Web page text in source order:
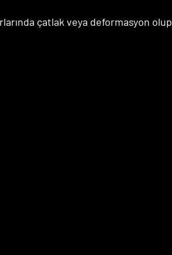
çatlak veya deformasyon olup